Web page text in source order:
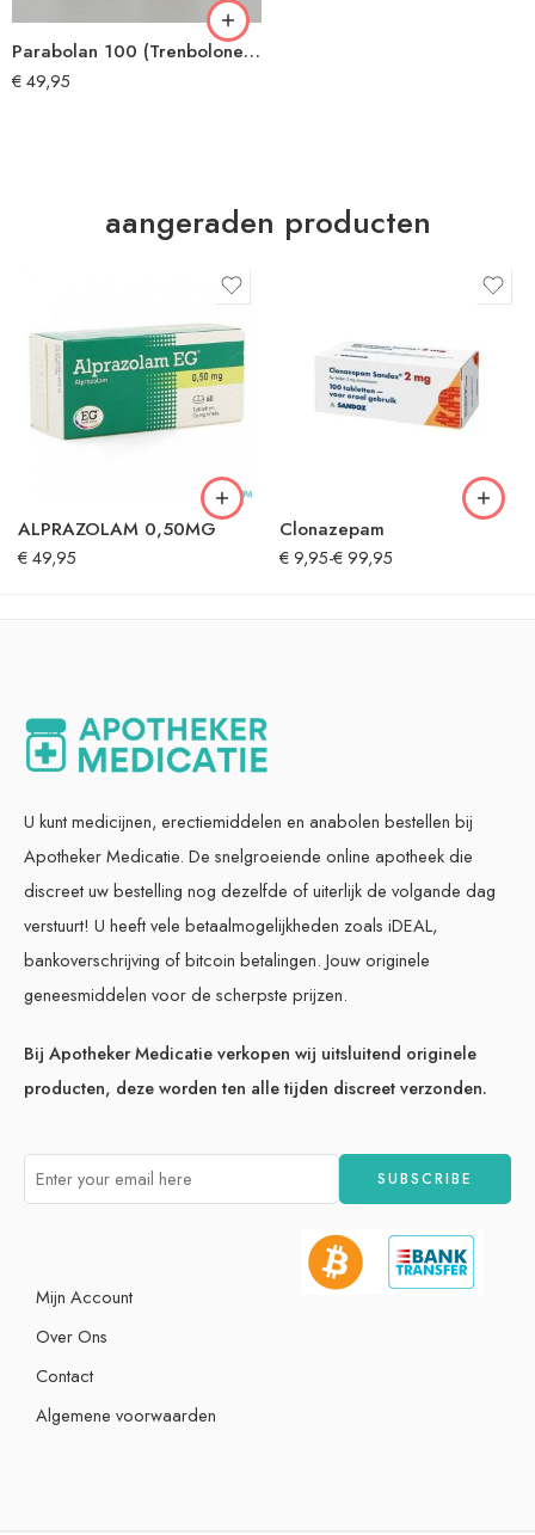
Parabolan 100 (Trenbolone Hexahydrobenzylcarbonate) by UNIQUE PHARMA®
€49,95
aangeraden producten
ALPRAZOLAM 0,50MG
€49,95
Clonazepam
€ 9,95-€ 99,95
U kunt medicijnen, erectiemiddelen en anabolen bestellen bij
Apotheker Medicatie. De snelgroeiende online apotheek die
discreet uw bestelling nog dezelfde of uiterlijk de volgande dag
verstuurt! U heeft vele betaalmogelijkheden zoals iDEAL,
bankoverschrijving of bitcoin betalingen. Jouw originele
geneesmiddelen voor de scherpste prijzen.
Bij Apotheker Medicatie verkopen wij uitsluitend originele
producten, deze worden ten alle tijden discreet verzonden.
Mijn Account
Over Ons
Contact
Algemene voorwaarden